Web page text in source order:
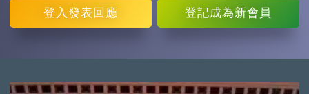
登入 發表回應 登記成為新會員